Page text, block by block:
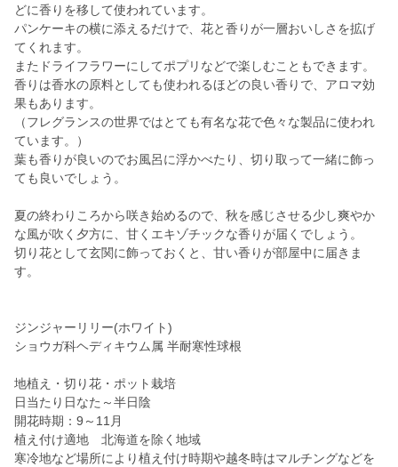
どに香りを移して使われています。
パンケーキの横に添えるだけで、花と香りが一層おいしさを拡げ
てくれます。
またドライフラワーにしてポプリなどで楽しむこともできます。
香りは香水の原料としても使われるほどの良い香りで、アロマ効
果もあります。
（フレグランスの世界ではとても有名な花で色々な製品に使われ
ています。）
葉も香りが良いのでお風呂に浮かべたり、切り取って一緒に飾っ
ても良いでしょう。
夏の終わりころから咲き始めるので、秋を感じさせる少し爽やか
な風が吹く夕方に、甘くエキゾチックな香りが届くでしょう。
切り花として玄関に飾っておくと、甘い香りが部屋中に届きま
す。
ジンジャーリリー(ホワイト)
ショウガ科ヘディキウム属 半耐寒性球根
地植え・切り花・ポット栽培
日当たり日なた～半日陰
開花時期：9～11月
植え付け適地 北海道を除く地域
寒冷地など場所により植え付け時期や越冬時はマルチングなどを